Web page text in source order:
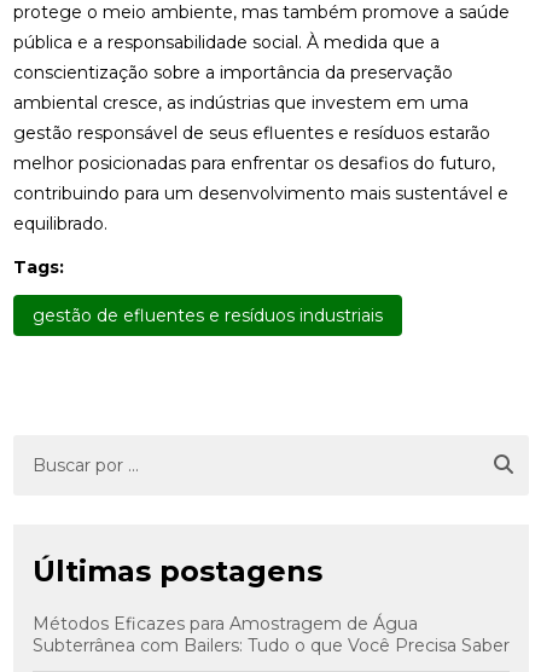
protege o meio ambiente, mas também promove a saúde
pública e a responsabilidade social. À medida que a
conscientização sobre a importância da preservação
ambiental cresce, as indústrias que investem em uma
gestão responsável de seus efluentes e resíduos estarão
melhor posicionadas para enfrentar os desafios do futuro,
contribuindo para um desenvolvimento mais sustentável e
equilibrado.
Tags:
gestão de efluentes e resíduos industriais
Últimas postagens
Métodos Eficazes para Amostragem de Água
Subterrânea com Bailers: Tudo o que Você Precisa Saber